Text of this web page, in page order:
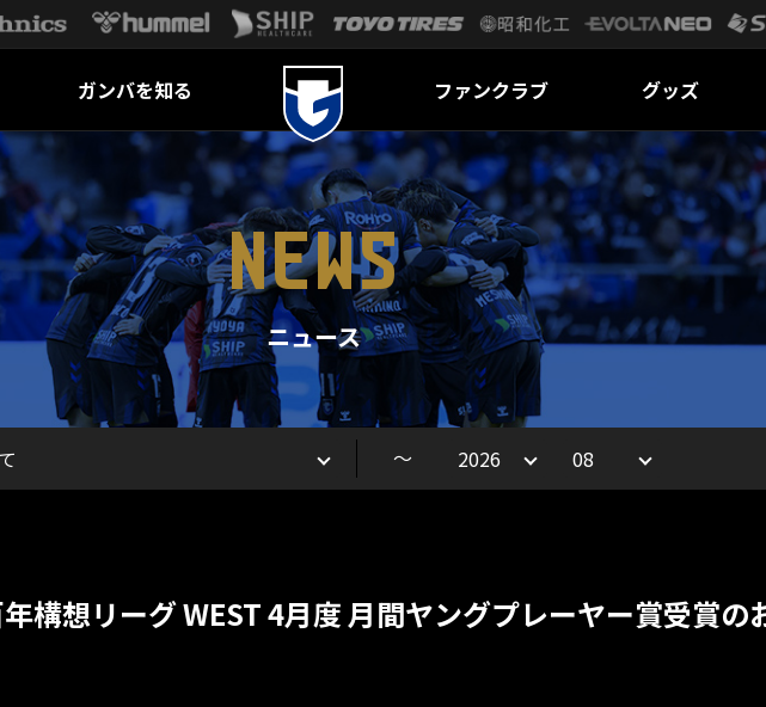
ガンバを知る ファンクラブ グッズ
NEWS
ニュース
～
構想リーグ WEST 4月度 月間ヤングプレーヤー賞受賞の